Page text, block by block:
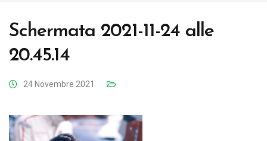
Schermata 2021-11-24 alle
20.45.14
24 Novembre 2021